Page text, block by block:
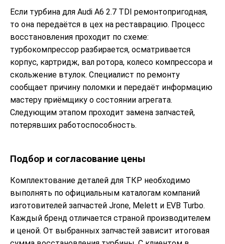
Если турбина для Audi A6 2.7 TDI ремонтопригодная,
то она передаётся в цех на реставрацию. Процесс
восстановления проходит по схеме:
турбокомпрессор разбирается, осматривается
корпус, картридж, вал ротора, колесо компрессора и
скольжение втулок. Специалист по ремонту
сообщает причину поломки и передаёт информацию
мастеру приёмщику о состоянии агрегата.
Следующим этапом проходит замена запчастей,
потерявших работоспособность.
Подбор и согласование цены
Комплектование деталей для ТКР необходимо
выполнять по официальным каталогам компаний
изготовителей запчастей Jrone, Melett и EVB Turbo.
Каждый бренд отличается страной производителем
и ценой. От выбранных запчастей зависит итоговая